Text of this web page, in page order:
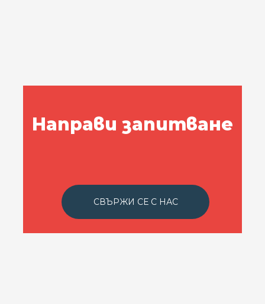
Направи запитване
СВЪРЖИ СЕ С НАС